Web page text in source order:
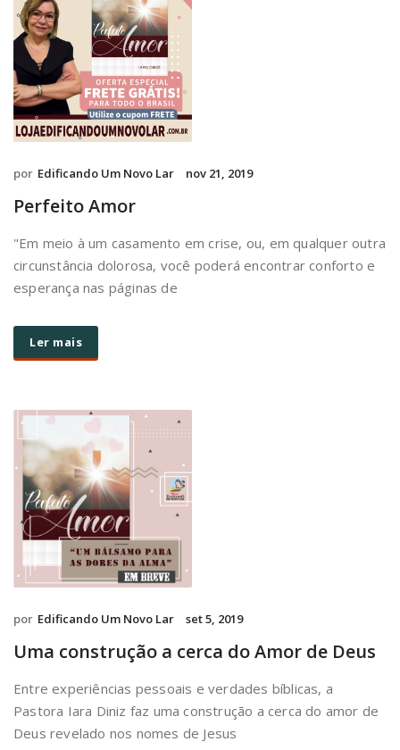
por Edificando Um Novo Lar nov 21, 2019
Perfeito Amor
"Em meio à um casamento em crise, ou, em qualquer outra
circunstância dolorosa, você poderá encontrar conforto e
esperança nas páginas de
Ler mais
por Edificando Um Novo Lar set 5, 2019
Uma construção a cerca do Amor de Deus
Entre experiências pessoais e verdades bíblicas, a
Pastora Iara Diniz faz uma construção a cerca do amor de
Deus revelado nos nomes de Jesus